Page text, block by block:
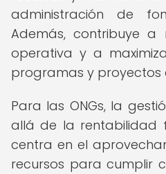
administración de
Además, contribuye a
operativa y a
programas y proyectos
Para las ONGs, la
allá de la rentabilidad
centra en el
recursos para cumplir